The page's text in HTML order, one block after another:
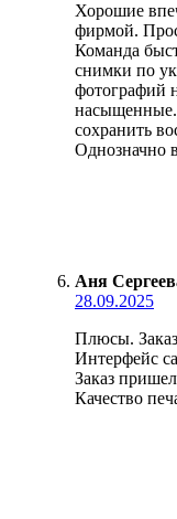
Хорошие
фирмой.
Команда
снимки по
фотографий
насыщенные.
сохранить
Однозначно
Аня
28.09.2025
Плюсы.
Интерфейс
Заказ
Качество